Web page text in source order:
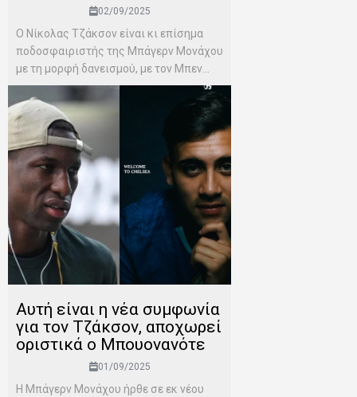
02/09/2025
Ο Νίκολας Τζάκσον είναι κι επίσημα
ποδοσφαιριστής της Μπάγερν Μονάχου
με τη μορφή δανεισμού, με τον Μπεν...
Αυτή είναι η νέα συμφωνία
για τον Τζάκσον, αποχωρεί
οριστικά ο Μπουονανότε
01/09/2025
Η Μπάγερν Μονάχου ήρθε σε εκ νέου